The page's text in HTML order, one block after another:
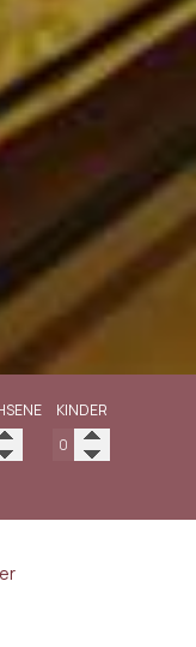
KINDER